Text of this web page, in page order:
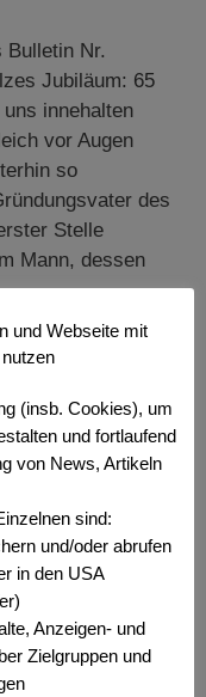
Nr.
Jubiläum: 65
innehalten
vor Augen
so
des
Stelle
Mann, dessen
,Der
Täglich
von
und Webseite mit
(insb. Cookies), um
und fortlaufend
von News, Artikeln
sind:
und/oder abrufen
in den USA
Anzeigen- und
Zielgruppen und